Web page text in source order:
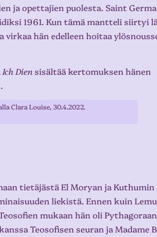
ja opettajien puolesta. Saint
1961. Kun tämä mantteli siirtyi
hän edelleen hoitaa
Ich Dien sisältää kertomuksen hänen
Clara Louise, 30.4.2022.
tietäjästä El Moryan ja
liekistä. Ennen kuin
mukaan hän oli Pythagoraan
Teosofisen seuran ja Madame